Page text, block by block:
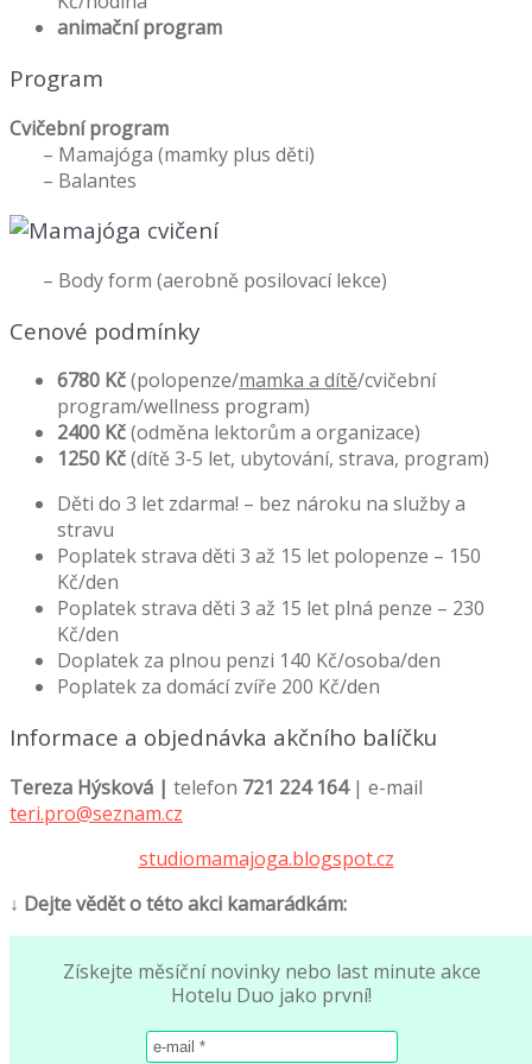
animační program
Program
Cvičební program
– Mamajóga (mamky plus děti)
– Balantes
– Body form (aerobně posilovací lekce)
Cenové podmínky
6780 Kč(polopenze/mamka a dítě/cvičební
program/wellness program)
2400 Kč(odměna lektorům a organizace)
1250 Kč(dítě 3-5 let, ubytování, strava, program)
Děti do 3 let zdarma! – bez nároku na služby a
stravu
Poplatek strava děti 3 až 15 let polopenze – 150
Kč/den
Poplatek strava děti 3 až 15 let plná penze – 230
Kč/den
Doplatek za plnou penzi 140 Kč/osoba/den
Poplatek za domácí zvíře 200 Kč/den
Informace a objednávka akčního balíčku
Tereza Hýsková | telefon 721 224 164| e-mail
teri.pro@seznam.cz
studiomamajoga.blogspot.cz
↓ Dejte vědět o této akci kamarádkám:
Získejte měsíční novinky nebo last minute akce
Hotelu Duo jako první!